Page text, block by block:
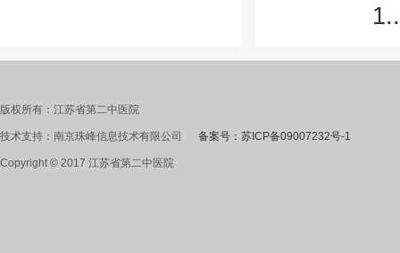
版权所有：江苏省第二中医院
技术支持：南京珠峰信息技术有限公司 备案号：苏ICP备09007232号-1
Copyright © 2017 江苏省第二中医院